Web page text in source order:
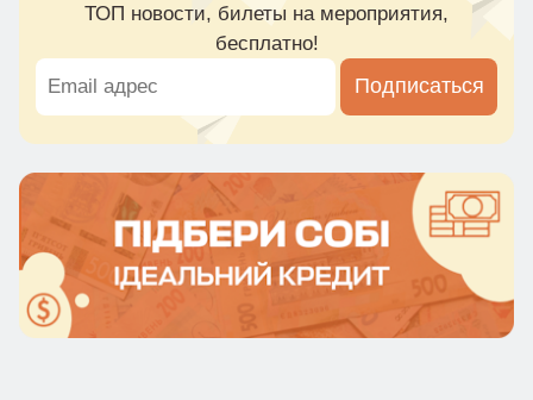
ТОП новости, билеты на мероприятия,
бесплатно!
Подписаться